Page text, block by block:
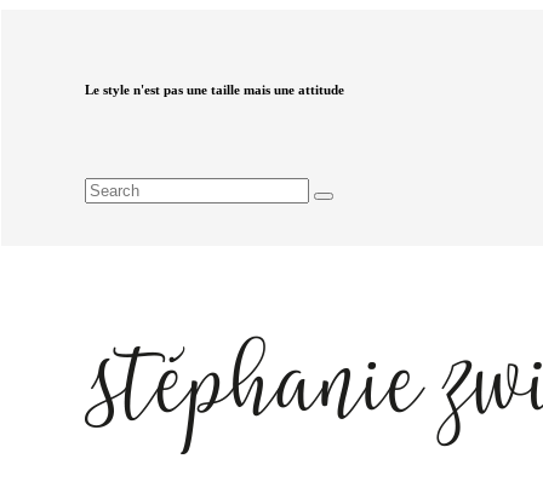
Le style n'est pas une taille mais une attitude